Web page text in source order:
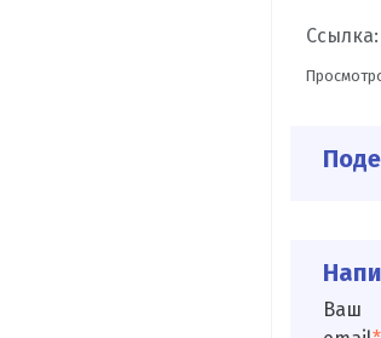
Ссылка:
Ваш